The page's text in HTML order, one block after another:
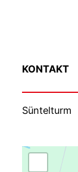
KONTAKT
Süntelturm